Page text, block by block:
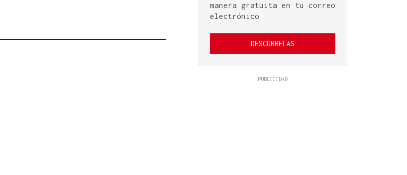
manera gratuita en tu correo
electrónico
DESCÚBRELAS